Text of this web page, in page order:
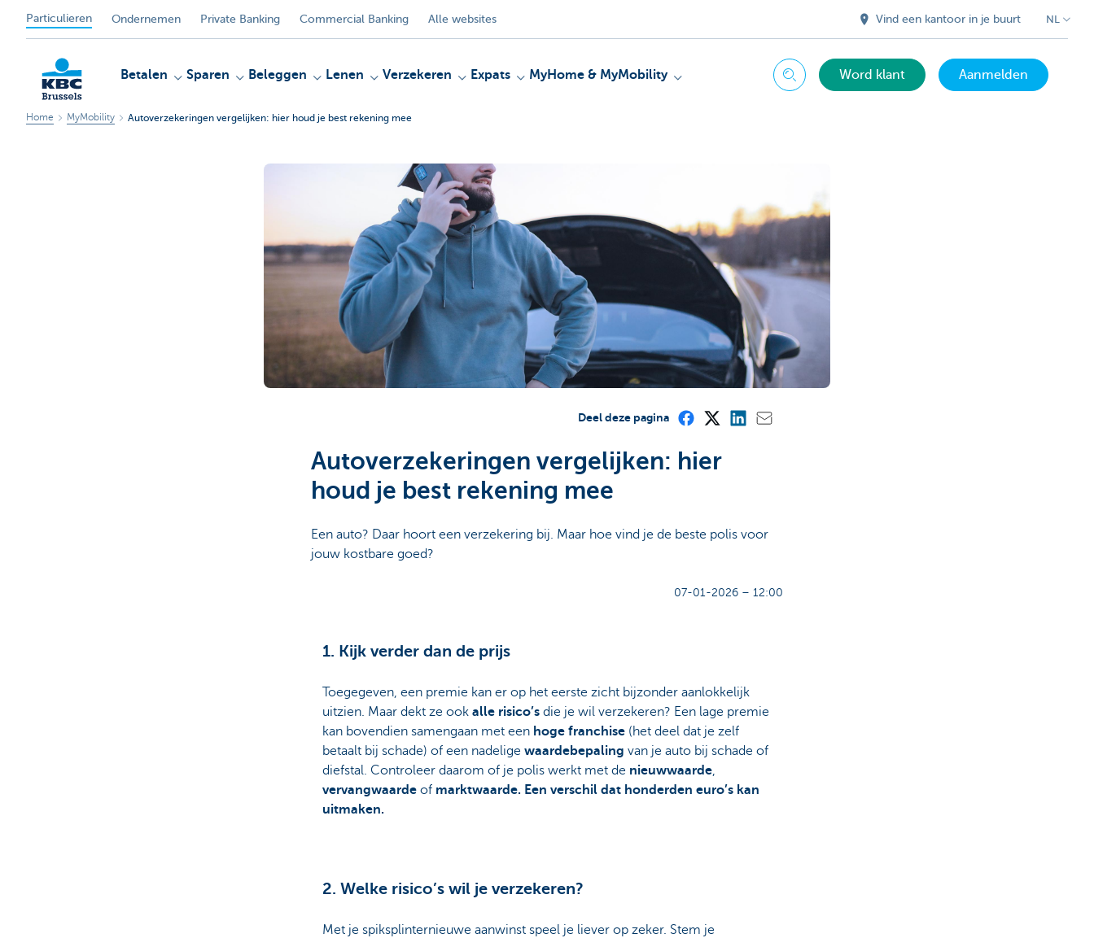
Particulieren Ondernemen Private Banking Commercial Banking Alle websites Vind een kantoor in je buurt NL
Betalen Sparen Beleggen Lenen Verzekeren Expats MyHome & MyMobility Zoeken Word klant Aanmelden
Home MyMobility Autoverzekeringen vergelijken: hier houd je best rekening mee
Deel deze pagina
Autoverzekeringen vergelijken: hier
houd je best rekening mee
Een auto? Daar hoort een verzekering bij. Maar hoe vind je de beste polis voor
jouw kostbare goed?
07-01-2026 – 12:00
1. Kijk verder dan de prijs
Toegegeven, een premie kan er op het eerste zicht bijzonder aanlokkelijk
uitzien. Maar dekt ze ook alle risico’sdie je wil verzekeren? Een lage premie
kan bovendien samengaan met een hoge franchise(het deel dat je zelf
betaalt bij schade) of een nadelige waardebepaling van je auto bij schade of
diefstal. Controleer daarom of je polis werkt met de nieuwwaarde,
vervangwaardeof marktwaarde. Een verschil dat honderden euro’s kan
uitmaken.
2. Welke risico’s wil je verzekeren?
Met je spiksplinternieuwe aanwinst speel je liever op zeker. Stem je